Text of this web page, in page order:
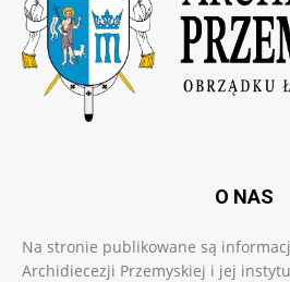
O NAS
Na stronie publikowane są
Archidiecezji Przemyskiej i jej